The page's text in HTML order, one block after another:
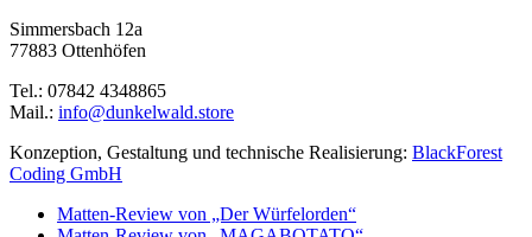
Simmersbach 12a
77883 Ottenhöfen
Tel.: 07842 4348865
Mail.: info@dunkelwald.store
Konzeption, Gestaltung und technische Realisierung: BlackForest
Coding GmbH
Matten-Review von „Der Würfelorden“